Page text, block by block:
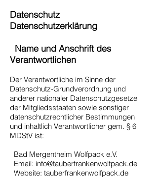
Datenschutz
Datenschutzerklärung
Name und Anschrift des
Verantwortlichen
Der Verantwortliche im Sinne der
Datenschutz-Grundverordnung und
anderer nationaler Datenschutzgesetze
der Mitgliedsstaaten sowie sonstiger
datenschutzrechtlicher Bestimmungen
und inhaltlich Verantwortlicher gem. § 6
MDStV ist:
Bad Mergentheim Wolfpack e.V.
Email: info@tauberfrankenwolfpack.de
Website: tauberfrankenwolfpack.de